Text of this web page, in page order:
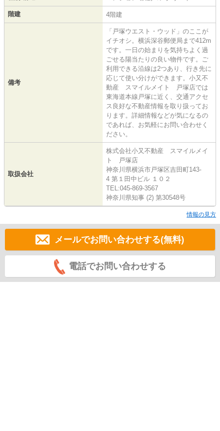
階建 4階建
備考
「戸塚ウエスト・ウッド」のここが
イチオシ。横浜深谷郵便局まで412m
です。一日の始まりを気持ちよく過
ごせる陽当たりの良い物件です。ご
利用できる沿線は2つあり、行き先に
応じて使い分けができます。小又不
動産 スマイルメイト 戸塚店では
東海道本線戸塚に近く、交通アクセ
ス良好な不動産情報を取り扱ってお
ります。詳細情報などが気になるの
であれば、お気軽にお問い合わせく
ださい。
取扱会社
株式会社小又不動産 スマイルメイ
ト 戸塚店
神奈川県横浜市戸塚区吉田町143-
4 第１田中ビル １０２
TEL:045-869-3567
神奈川県知事 (2) 第30548号
情報の見方
メールでお問い合わせする(無料)
電話でお問い合わせする